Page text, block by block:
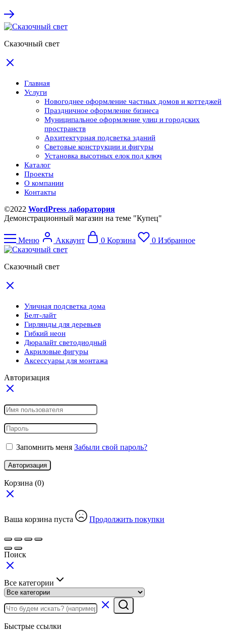
Сказочный свет
Главная
Услуги
Новогоднее оформление частных домов и коттеджей
Праздничное оформление бизнеса
Муниципальное оформление улиц и городских
пространств
Архитектурная подсветка зданий
Световые конструкции и фигуры
Установка высотных елок под ключ
Каталог
Проекты
О компании
Контакты
©2022 WordPress лаборатория
Демонстрационный магазин на теме "Купец"
Меню Аккаунт 0 Корзина 0 Избранное
Сказочный свет
Уличная подсветка дома
Белт-лайт
Гирлянды для деревьев
Гибкий неон
Дюралайт светодиодный
Акриловые фигуры
Аксессуары для монтажа
Авторизация
Запомнить меня Забыли свой пароль?
Авторизация
Корзина (0)
Ваша корзина пуста Продолжить покупки
Поиск
Все категории
Быстрые ссылки